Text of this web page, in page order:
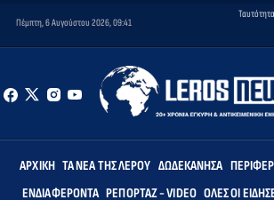
Πέμπτη, 6 Αυγούστου 2026, 09:41
ΑΡΧΙΚΉ ΤΑ ΝΈΑ ΤΗΣ ΛΈΡΟΥ ΔΩΔΕΚΆΝΗΣΑ
ΕΝΔΙΑΦΈΡΟΝΤΑ ΡΕΠΟΡΤΆΖ - VIDEO ΌΛΕΣ ΟΙ